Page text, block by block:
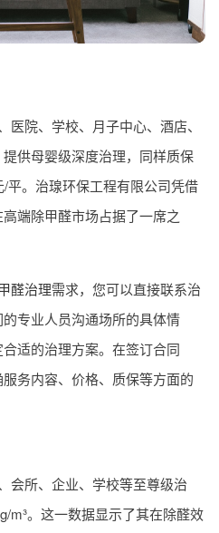
院、学校、月子中心、酒店、
提供母婴级深度治理，同样质保
平。治瑔环保工程有限公司凭借
端除甲醛市场占据了一席之
醛治理需求，您可以直接联系治
专业人员沟通场所的具体情
适的治理方案。在签订合同
务内容、价格、质保等方面的
会所、企业、学校等至尊级治
m³。这一数据显示了其在除醛效